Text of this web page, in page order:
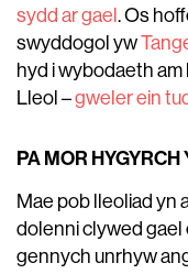
sydd ar gael . Os
swyddogol yw
hyd i wybodaeth
Lleol –gweler ein
PA MOR HYGYRCH
Mae pob lleoliad yn
dolenni clywed
gennych unrhyw